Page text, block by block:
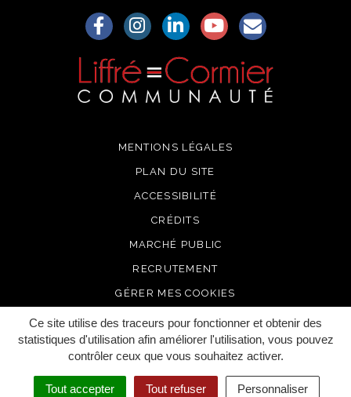
Ce site utilise des traceurs pour fonctionner et obtenir des
statistiques d'utilisation afin améliorer l'utilisation, vous pouvez
contrôler ceux que vous souhaitez activer.
Tout accepter Tout refuser Personnaliser
Lien vers le compte Facebook
Lien vers le compte Instagram
Lien vers le compte Linkedin
Lien vers la chaîne
S'aWonner à
MENTIONS LÉGALES
PLAN DU SITE
ACCESSIBILITÉ
CRÉDITS
MARCHÉ PUBLIC
RECRUTEMENT
GÉRER MES COOKIES